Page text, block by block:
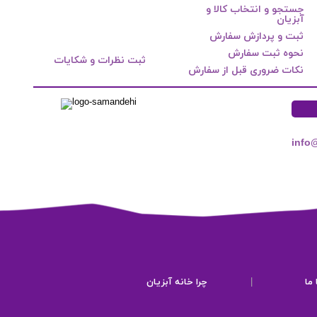
جستجو و انتخاب کالا و
آبزیان
ثبت و پردازش سفارش
نحوه ثبت سفارش
نکات ضروری قبل از سفارش
ثبت نظرات و شکایات
ما چرا خانه آبزیان